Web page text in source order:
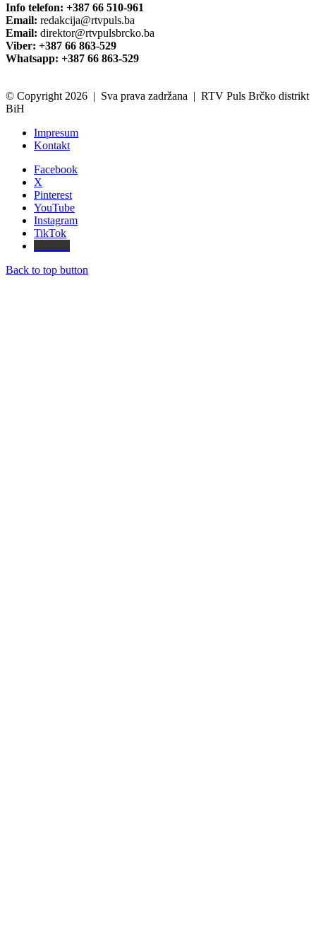
Info telefon: +387 66 510-961
Email: redakcija@rtvpuls.ba
Email: direktor@rtvpulsbrcko.ba
Viber: +387 66 863-529
Whatsapp: +387 66 863-529
© Copyright 2026 | Sva prava zadržana | RTV Puls Brčko distrikt
BiH
Impresum
Kontakt
Facebook
X
Pinterest
YouTube
Instagram
TikTok
Back to top button